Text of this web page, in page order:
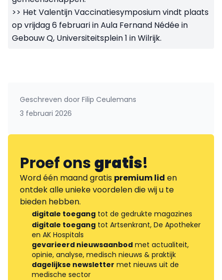
>> Het Valentijn Vaccinatiesymposium vindt plaats
op vrijdag 6 februari in Aula Fernand Nédée in
Gebouw Q, Universiteitsplein 1 in Wilrijk.
Geschreven door Filip Ceulemans
3 februari 2026
Proef onsgratis!
Word één maand gratis premium lid en
ontdek alle unieke voordelen die wij u te
bieden hebben.
digitale toegang tot de gedrukte magazines
digitale toegang tot Artsenkrant, De Apotheker
en AK Hospitals
gevarieerd nieuwsaanbod met actualiteit,
opinie, analyse, medisch nieuws & praktijk
dagelijkse newsletter met nieuws uit de
medische sector